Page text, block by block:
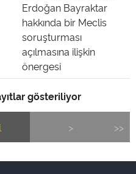
Erdoğan Bayraktar
hakkında bir Meclis
soruşturması
açılmasına ilişkin
önergesi
gösteriliyor
> >>